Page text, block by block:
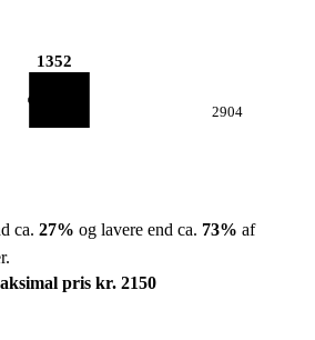
1352
2904
ca. 27% og lavere end ca. 73% af
pris kr. 2150